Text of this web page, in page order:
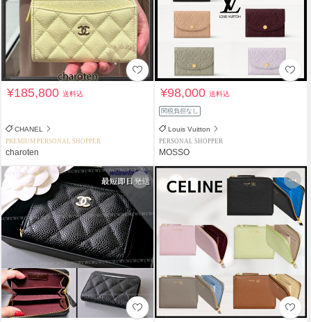
¥185,800送料込
CHANEL
PREMIUM PERSONAL SHOPPER
charoten
¥98,000送料込
関税負担なし
Louis Vuitton
PERSONAL SHOPPER
MOSSO